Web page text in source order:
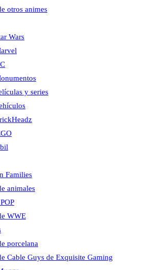
otros animes
Wars
y series
Families
animales
WWE
porcelana
Cable Guys de Exquisite Gaming